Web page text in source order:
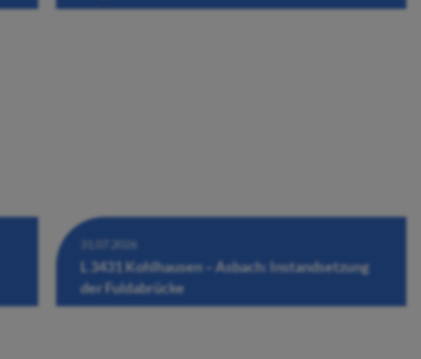
31.07.2026
L 3431 Kohlhausen – Asbach: Instandsetzung
der Fuldabrücke